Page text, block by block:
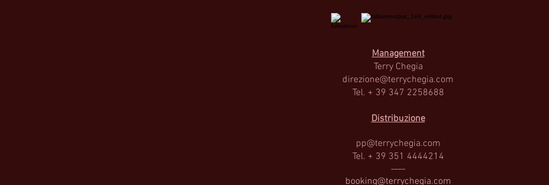
Management
Terry Chegia
direzione@terrychegia.com
Tel. + 39 347 2258688
Distribuzione
pp@terrychegia.com
Tel. + 39 351 4444214
----
booking@terrychegia.com